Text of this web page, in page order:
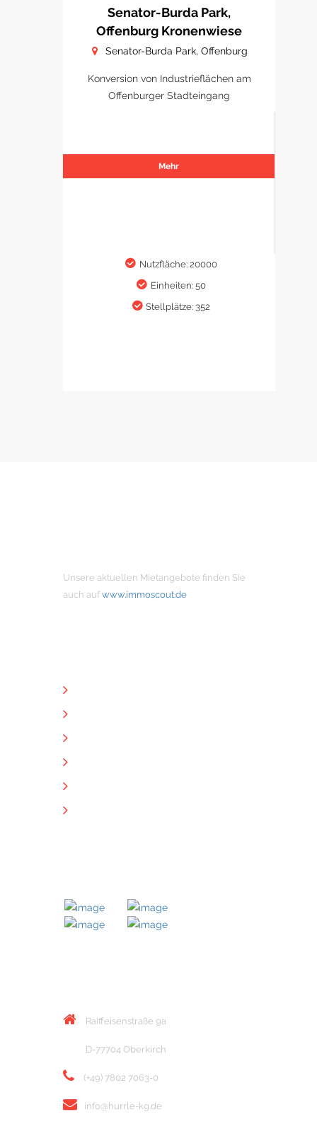
Senator-Burda Park,
Offenburg Kronenwiese
Senator-Burda Park, Offenburg
Konversion von Industrieflächen am
Offenburger Stadteingang
Mehr
Nutzfläche: 20000
Einheiten: 50
Stellplätze: 352
Unsere aktuellen Mietangebote finden Sie
auch auf www.immoscout.de
Raiffeisenstraße 9a
D-77704 Oberkirch
(+49) 7802 7063-0
info@hurrle-kg.de